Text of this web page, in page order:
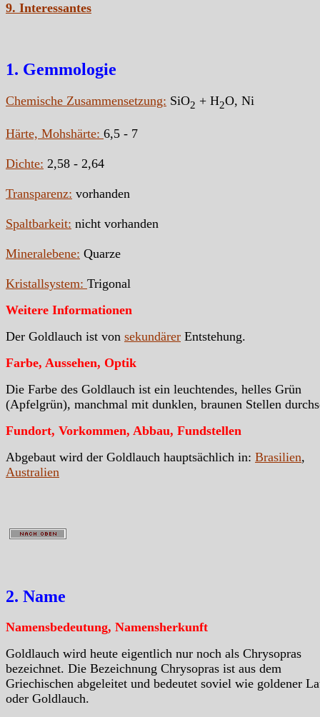
9. Interessantes
1. Gemmologie
Chemische Zusammensetzung: SiO2 + H2O, Ni
Härte, Mohshärte: 6,5 - 7
Dichte: 2,58 - 2,64
Transparenz: vorhanden
Spaltbarkeit: nicht vorhanden
Mineralebene: Quarze
Kristallsystem: Trigonal
Weitere Informationen
Der Goldlauch ist von sekundärer Entstehung.
Farbe, Aussehen, Optik
Die Farbe des Goldlauch ist ein leuchtendes, helles Grün
(Apfelgrün), manchmal mit dunklen, braunen Stellen
Fundort, Vorkommen, Abbau, Fundstellen
Abgebaut wird der Goldlauch hauptsächlich in: Brasilien,
Australien
2. Name
Namensbedeutung, Namensherkunft
Goldlauch wird heute eigentlich nur noch als Chrysopras
bezeichnet. Die Bezeichnung Chrysopras ist aus dem
Griechischen abgeleitet und bedeutet soviel wie goldener
oder Goldlauch.